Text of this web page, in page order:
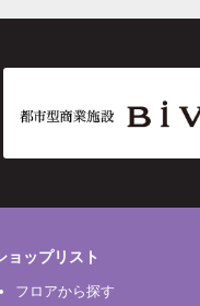
ョップリスト
フロアから探す